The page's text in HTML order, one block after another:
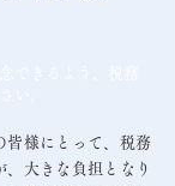
皆様にとって、税務
、大きな負担となり